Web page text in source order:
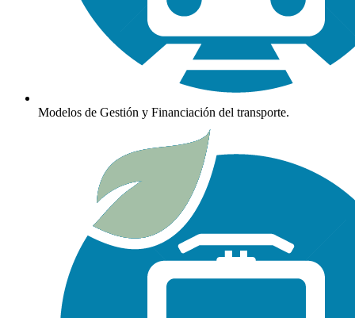
Modelos de Gestión y Financiación del transporte.